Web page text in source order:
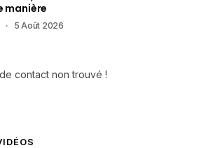
manière
5 Août 2026
contact non trouvé !